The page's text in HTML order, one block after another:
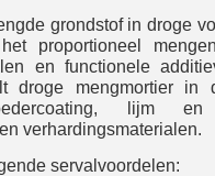
grondstof in droge
proportioneel
en functionele
droge mengmortier in
lijm
verhardingsmaterialen.
servalvoordelen: